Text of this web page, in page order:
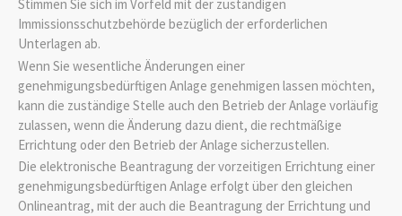
Stimmen Sie sich im Vorfeld mit der zuständigen
Immissionsschutzbehörde bezüglich der erforderlichen
Unterlagen ab.
Wenn Sie wesentliche Änderungen einer
genehmigungsbedürftigen Anlage genehmigen lassen möchten,
kann die zuständige Stelle auch den Betrieb der Anlage vorläufig
zulassen, wenn die Änderung dazu dient, die rechtmäßige
Errichtung oder den Betrieb der Anlage sicherzustellen.
Die elektronische Beantragung der vorzeitigen Errichtung einer
genehmigungsbedürftigen Anlage erfolgt über den gleichen
Onlineantrag, mit der auch die Beantragung der Errichtung und